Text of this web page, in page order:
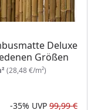
Deluxe
Größen
(28,48 €/m²)
-35% UVP 99,99 €